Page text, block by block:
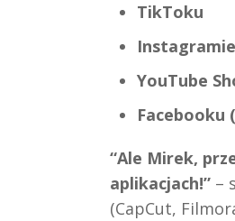
TikToku
YouTube
Facebooku
“Ale Mirek,
aplikacjach!” –
(CapCut,